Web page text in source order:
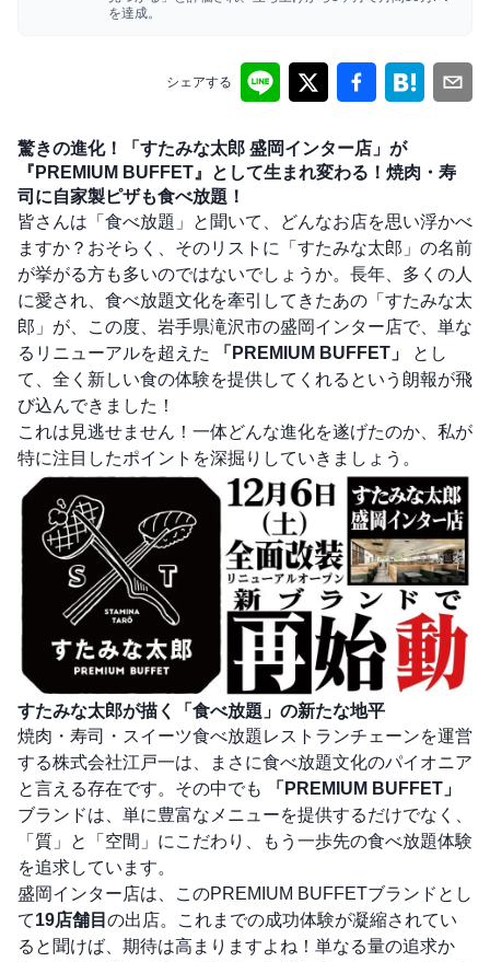
を達成。
シェアする
驚きの進化！「すたみな太郎 盛岡インター店」が
『PREMIUM BUFFET』として生まれ変わる！焼肉・寿
司に自家製ピザも食べ放題！
皆さんは「食べ放題」と聞いて、どんなお店を思い浮かべ
ますか？おそらく、そのリストに「すたみな太郎」の名前
が挙がる方も多いのではないでしょうか。長年、多くの人
に愛され、食べ放題文化を牽引してきたあの「すたみな太
郎」が、この度、岩手県滝沢市の盛岡インター店で、単な
るリニューアルを超えた
「PREMIUM BUFFET」
とし
て、全く新しい食の体験を提供してくれるという朗報が飛
び込んできました！
これは見逃せません！一体どんな進化を遂げたのか、私が
特に注目したポイントを深掘りしていきましょう。
すたみな太郎が描く「食べ放題」の新たな地平
焼肉・寿司・スイーツ食べ放題レストランチェーンを運営
する株式会社江戸一は、まさに食べ放題文化のパイオニア
と言える存在です。その中でも
「PREMIUM BUFFET」
ブランドは、単に豊富なメニューを提供するだけでなく、
「質」と「空間」にこだわり、もう一歩先の食べ放題体験
を追求しています。
盛岡インター店は、このPREMIUM BUFFETブランドとし
て19店舗目 の出店。これまでの成功体験が凝縮されてい
ると聞けば、期待は高まりますよね！単なる量の追求か